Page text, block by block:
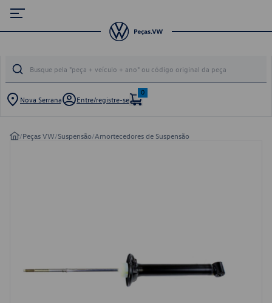
Nova Serrana Entre/registre-se
0
/Peças VW/Suspensão/Amortecedores de Suspensão